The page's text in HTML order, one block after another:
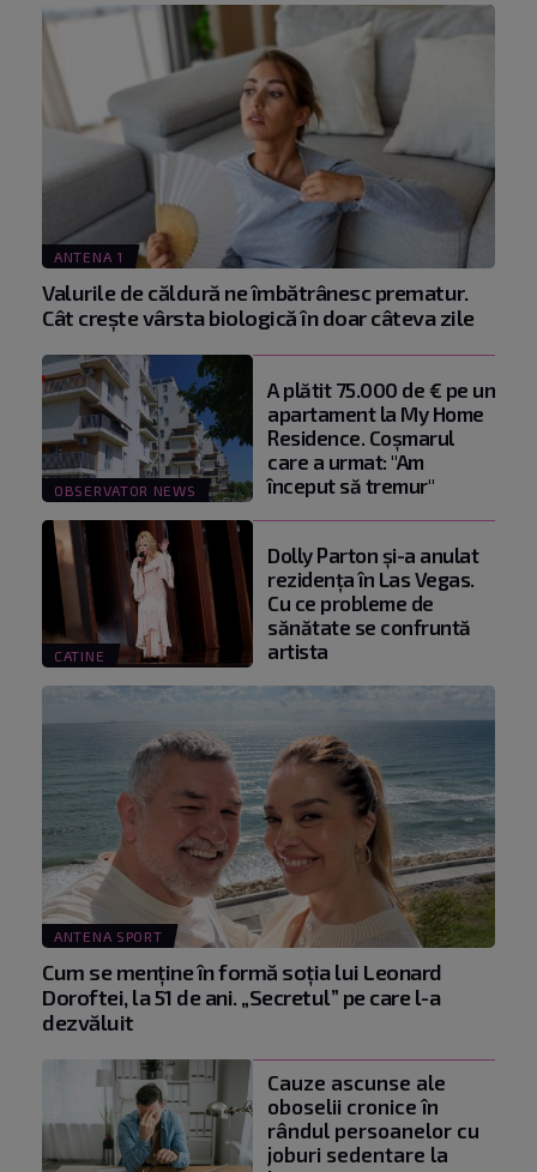
ANTENA 1
Valurile de căldură ne îmbătrânesc prematur.
Cât crește vârsta biologică în doar câteva zile
OBSERVATOR NEWS
A plătit 75.000 de € pe un
apartament la My Home
Residence. Coşmarul
care a urmat: "Am
început să tremur"
CATINE
Dolly Parton și-a anulat
rezidența în Las Vegas.
Cu ce probleme de
sănătate se confruntă
artista
ANTENA SPORT
Cum se menţine în formă soţia lui Leonard
Doroftei, la 51 de ani. „Secretul” pe care l-a
dezvăluit
Cauze ascunse ale
oboselii cronice în
rândul persoanelor cu
joburi sedentare la